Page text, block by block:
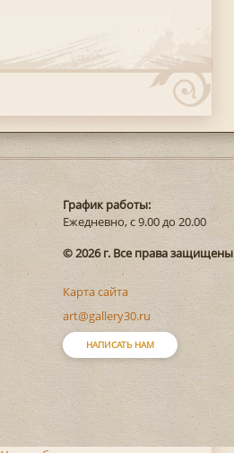
График работы:
Ежедневно, с 9.00 до 20.00
© 2026 г. Все права защищены
Карта сайта
art@gallery30.ru
НАПИСАТЬ НАМ